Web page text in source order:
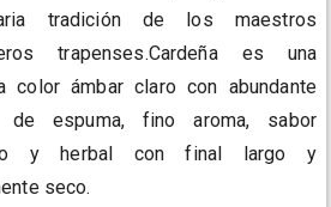
tradición de los maestros
trapenses.Cardeña es una
color ámbar claro con abundante
de espuma, fino aroma, sabor
y herbal con final largo y
seco.